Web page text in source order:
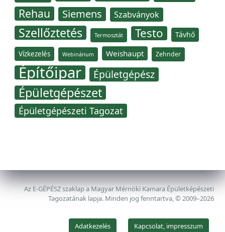
Rehau Siemens Szabványok
Szellőztetés Termosztát Testo Távhő
Vízkezelés Webinárium Weishaupt Zehnder
Építőipar Épületgépész
Épületgépészet
Épületgépészeti Tagozat
Az E-GÉPÉSZ szaklap a Magyar Mérnöki Kamara Épületképészeti
Tagozatának lapja. Minden jog fenntartva, © 2009–2026
Adatkezelés Kapcsolat, impresszum